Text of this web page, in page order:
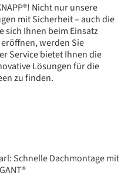
Nicht nur unsere
mit Sicherheit – auch die
sich Ihnen beim Einsatz
werden Sie
Service bietet Ihnen die
Lösungen für die
zu finden.
Schnelle Dachmontage mit